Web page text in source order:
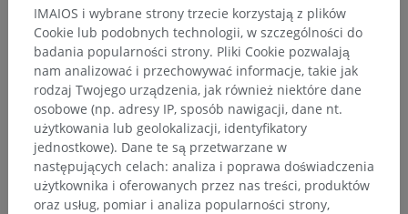
Powiązane struktury:
Jądro tylnej wstęgi bocznej; jądro grzbietowej wstęgi
bocznej
Jądro pośrednie wstęgi bocznej
Jądro przedniej wstęgi bocznej; jądro brzusznej wstęgi
bocznej
IMAIOS i wybrane strony trzecie korzystają z plików
Cookie lub podobnych technologii, w szczególności do
badania popularności strony. Pliki Cookie pozwalają
nam analizować i przechowywać informacje, takie jak
rodzaj Twojego urządzenia, jak również niektóre dane
osobowe (np. adresy IP, sposób nawigacji, dane nt.
użytkowania lub geolokalizacji, identyfikatory
jednostkowe). Dane te są przetwarzane w
następujących celach: analiza i poprawa doświadczenia
użytkownika i oferowanych przez nas treści, produktów
oraz usług, pomiar i analiza popularności strony,